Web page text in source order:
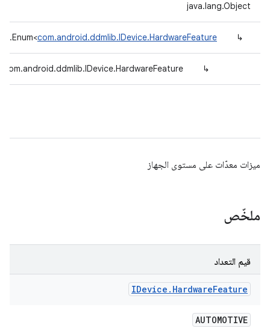
java.lang.Object
↳
com.android.ddmlib.IDevice.HardwareFeature
↳
com.android.ddmlib.IDevice.HardwareFeature
ميزات معدّات على مستوى الجهاز
ملخّص
قيم التعداد
IDevice . HardwareFeature
AUTOMOTIVE